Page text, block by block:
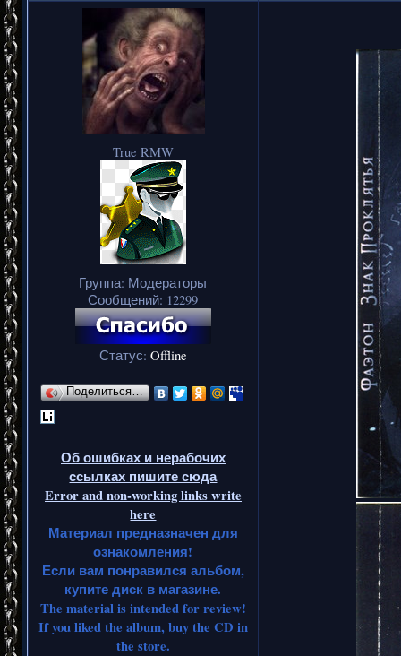
True RMW
Группа: Модераторы
Сообщений: 12299
Статус: Offline
Поделиться…
Об ошибках и нерабочих
ссылках пишите сюда
Error and non-working links write
here
Материал предназначен для
ознакомления!
Если вам понравился альбом,
купите диск в магазине.
The material is intended for review!
If you liked the album, buy the CD in
the store.